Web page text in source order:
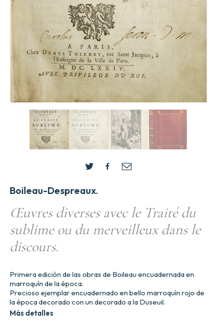
Boileau-Despreaux.
Œuvres diverses avec le Traité du
sublime ou du merveilleux dans le
discours.
Primera edición de las obras de Boileau encuadernada en
marroquín de la época.
Precioso ejemplar encuadernado en bello marroquín rojo de
la época decorado con un decorado a la Duseuil.
Más detalles